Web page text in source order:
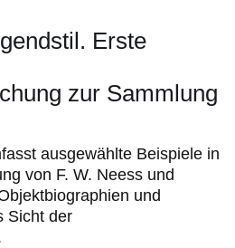
Erste
zur Sammlung
ausgewählte Beispiele in
von F. W. Neess und
und
Sicht der